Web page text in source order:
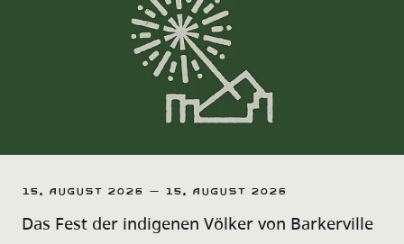
15. August 2026 – 15. August 2026
Das Fest der indigenen Völker von Barkerville